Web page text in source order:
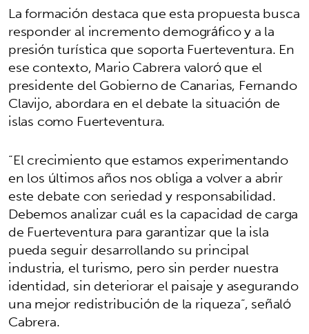
La formación destaca que esta propuesta busca
responder al incremento demográfico y a la
presión turística que soporta Fuerteventura. En
ese contexto, Mario Cabrera valoró que el
presidente del Gobierno de Canarias, Fernando
Clavijo, abordara en el debate la situación de
islas como Fuerteventura.
“El crecimiento que estamos experimentando
en los últimos años nos obliga a volver a abrir
este debate con seriedad y responsabilidad.
Debemos analizar cuál es la capacidad de carga
de Fuerteventura para garantizar que la isla
pueda seguir desarrollando su principal
industria, el turismo, pero sin perder nuestra
identidad, sin deteriorar el paisaje y asegurando
una mejor redistribución de la riqueza”, señaló
Cabrera.